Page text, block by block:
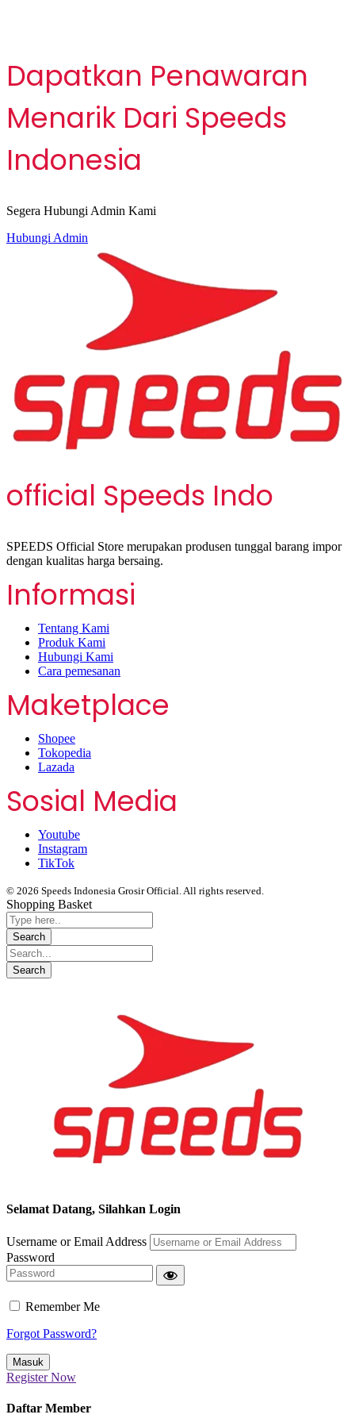
Dapatkan Penawaran
Menarik Dari Speeds
Indonesia
Segera Hubungi Admin Kami
Hubungi Admin
official Speeds Indo
SPEEDS Official Store merupakan produsen tunggal barang impor
dengan kualitas harga bersaing.
Informasi
Tentang Kami
Produk Kami
Hubungi Kami
Cara pemesanan
Maketplace
Shopee
Tokopedia
Lazada
Sosial Media
Youtube
Instagram
TikTok
© 2026 Speeds Indonesia Grosir Official. All rights reserved.
Shopping Basket
Selamat Datang, Silahkan Login
Username or Email Address
Password
Remember Me
Forgot Password?
Register Now
Daftar Member